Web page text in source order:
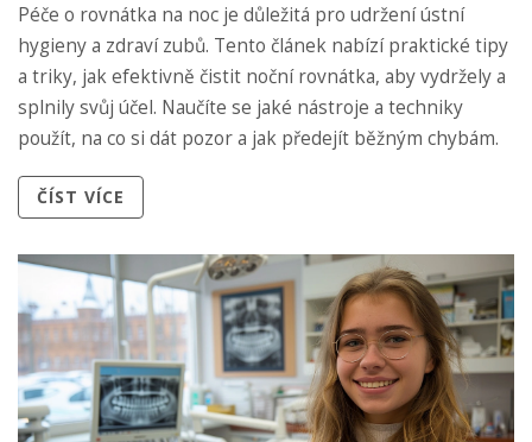
Péče o rovnátka na noc je důležitá pro udržení ústní
hygieny a zdraví zubů. Tento článek nabízí praktické tipy
a triky, jak efektivně čistit noční rovnátka, aby vydržely a
splnily svůj účel. Naučíte se jaké nástroje a techniky
použít, na co si dát pozor a jak předejít běžným chybám.
ČÍST VÍCE